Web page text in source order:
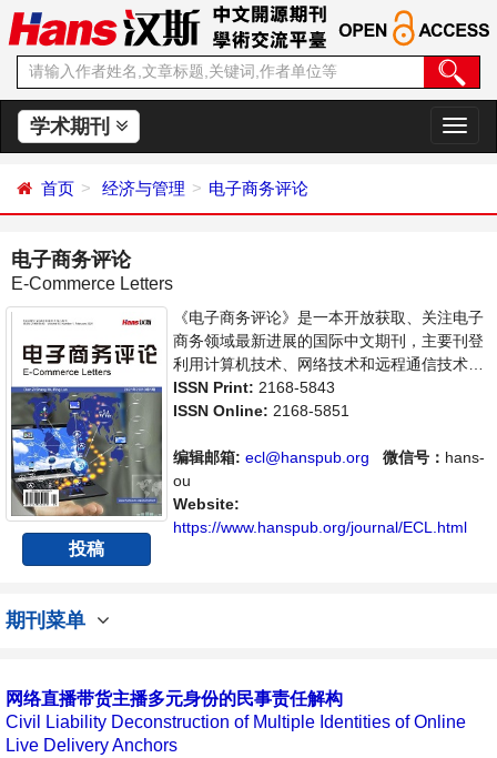
学术期刊
切
换
首页 经济与管理 电子商务评论
电子商务评论
E-Commerce Letters
投稿
《电子商务评论》是一本开放获取、关注电子
商务领域最新进展的国际中文期刊，主要刊登
利用计算机技术、网络技术和远程通信技术来
实现电子化、数字化和网络化的整个商务过程
的相关论文。本刊支持思想创新、学术创新，
体，旨在给世界范围内的科学家、学者、科研
人员提供一个传播、分享和讨论电子商务领域
内不同方向问题与发展的交流平台。
ISSN Print: 2168-5843
ISSN Online: 2168-5851
编辑邮箱: ecl@hanspub.org 微信号： hans-
ou
Website:
https://www.hanspub.org/journal/ECL.html
期刊菜单
网络直播带货主播多元身份的民事责任解构
Civil Liability Deconstruction of Multiple Identities of Online
Live Delivery Anchors